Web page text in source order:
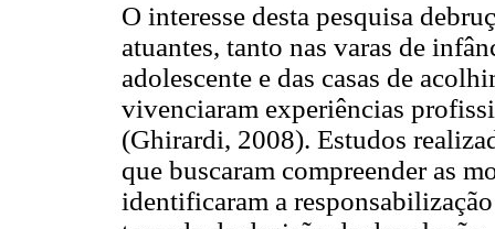
O interesse desta pesquisa
atuantes, tanto nas varas de
adolescente e das casas de
vivenciaram experiências
(Ghirardi, 2008). Estudos
que buscaram compreender as
identificaram a